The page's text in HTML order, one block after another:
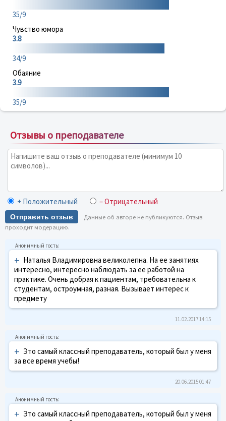
35/9
Чувство юмора
3.8
34/9
Обаяние
3.9
35/9
Отзывы о преподавателе
+ Положительный – Отрицательный
Отправить отзыв
Данные об авторе не публикуются. Отзыв
проходит модерацию.
+ Наталья Владимировна великолепна. На ее занятиях
интересно, интересно наблюдать за ее работой на
практике. Очень добрая к пациентам, требовательна к
студентам, остроумная, разная. Вызывает интерес к
предмету
11.02.2017 14:15
+ Это самый классный преподаватель, который был у меня
за все время учебы!
20.06.2015 01:47
+ Это самый классный преподаватель, который был у меня